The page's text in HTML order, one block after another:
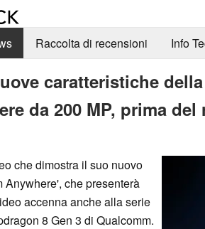
Raccolta di recensioni Info
caratteristiche
da 200 MP, prima
che dimostra il suo nuovo
Anywhere', che presenterà
accenna anche alla serie
8 Gen 3 di Qualcomm.